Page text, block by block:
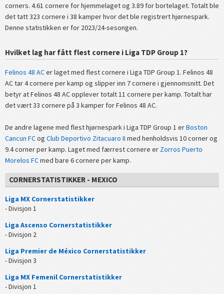
corners. 4.61 cornere for hjemmelaget og 3.89 for bortelaget. Totalt ble
det tatt 323 cornere i 38 kamper hvor det ble registrert hjørnespark.
Denne statistikken er for 2023/24-sesongen.
Hvilket lag har fått flest cornere i Liga TDP Group 1?
Felinos 48 ACer laget med flest cornere i Liga TDP Group 1. Felinos 48
AC tar 4 cornere per kamp og slipper inn 7 cornere i gjennomsnitt. Det
betyr at Felinos 48 AC opplever totalt 11 cornere per kamp. Totalt har
det vært 33 cornere på 3 kamper for Felinos 48 AC.
De andre lagene med flest hjørnespark i Liga TDP Group 1 erBoston
Cancun FCog Club Deportivo Zitacuaro II med henholdsvis 10 corner og
9.4 corner per kamp. Laget med færrest cornere er Zorros Puerto
Morelos FCmed bare 6 cornere per kamp.
CORNERSTATISTIKKER - MEXICO
Liga MX Cornerstatistikker
- Divisjon 1
Liga Ascenso Cornerstatistikker
- Divisjon 2
Liga Premier de México Cornerstatistikker
- Divisjon 3
Liga MX Femenil Cornerstatistikker
- Divisjon 1